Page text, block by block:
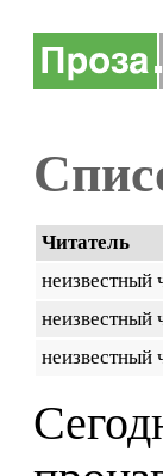
Читатель
неизвестный
неизвестный
неизвестный